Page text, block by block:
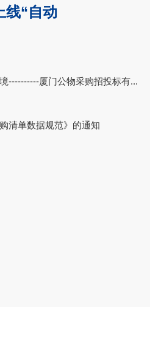
线“自动
----------厦门公物采购招投标有...
清单数据规范》的通知